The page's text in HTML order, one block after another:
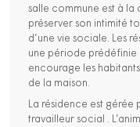
salle commune est à la
préserver son intimité
d’une vie sociale. Les
une période prédéfinie
encourage les
de la maison.
La résidence est gérée
travailleur social .